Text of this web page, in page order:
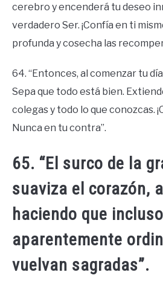
cerebro y encenderá tu deseo
verdadero Ser. ¡Confía en ti
profunda y cosecha las
64. “Entonces, al comenzar tu
Sepa que todo está bien.
colegas y todo lo que conozcas.
Nunca en tu contra”.
65. “El surco de la
suaviza el corazón,
haciendo que
aparentemente
vuelvan sagradas”.